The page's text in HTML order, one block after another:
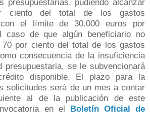
presupuestarias, pudiendo alcanzar
ciento del total de los gastos
con el límite de 30.000 euros por
caso de que algún beneficiario no
70 por ciento del total de los gastos
consecuencia de la insuficiencia
presupuestaria, se le subvencionará
disponible. El plazo para la
solicitudes será de un mes a contar
al de la publicación de este
en el
Boletín Oficial de